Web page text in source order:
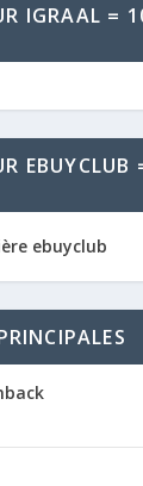
IGRAAL =
EBUYCLUB